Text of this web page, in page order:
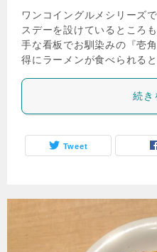
ワンコイングルメシリーズ
スデーを設けているところ
手な看板でお馴染みの『壱
得にラーメンが食べられる
続き
Tweet